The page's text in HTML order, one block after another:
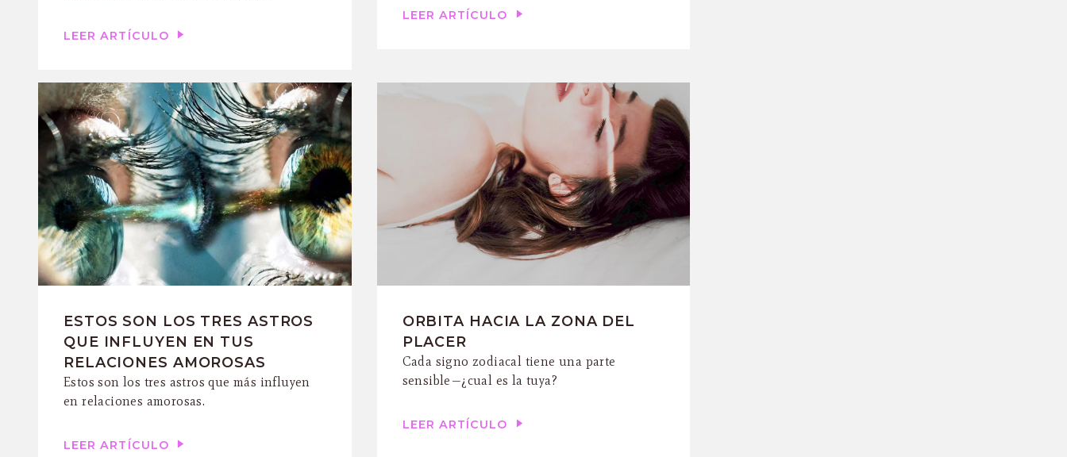
LEER ARTÍCULO
LEER ARTÍCULO
ESTOS SON LOS TRES ASTROS
QUE INFLUYEN EN TUS
RELACIONES AMOROSAS
Estos son los tres astros que más influyen
en relaciones amorosas.
LEER ARTÍCULO
ORBITA HACIA LA ZONA DEL
PLACER
Cada signo zodiacal tiene una parte
sensible—¿cual es la tuya?
LEER ARTÍCULO